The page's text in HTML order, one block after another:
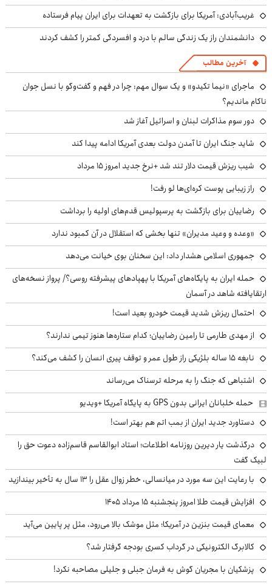
غریب‌آبادی: آمریکا برای بازگشت به تعهدات برای ایران پیام فرستاده
دانشمندان راز یک زندگی سالم با درد و افسردگی کمتر را کشف کردند
آخرین مطالب
ماجرای «نیما تکیدو» و یک سوال مهم: چرا در فهم و گفت‌وگو با نسل جوان
ناکام ماندیم؟
دور سوم مذاکرات لبنان و اسرائیل آغاز شد
شاید جنگ ایران تا آمدن دولت بعدی آمریکا ادامه پیدا کند
شیب ریزش قیمت دلار تند شد +نرخ جدید امروز ۱۵ مرداد
راز زیبایی پوست کره‌ای‌ها لو رفت!
رضاییان برای بازگشت به پرسپولیس قدم‌های اولیه را برداشت
«وعده و وعید مدیران» تنها بخشی که استقلال در آن کمبود ندارد
جمهوری اسلامی هشدار داد: این سخنان بوی خیانت می‌دهد
حمله ایران به پایگاه‌های آمریکا با پهپادهای پیشرفته روسی؟/ پرواز نسخه‌های
ارتقایافته شاهد در آسمان
احتمال ریزش شدید قیمت خودرو بعید است!
از مهدی طارمی تا رامین رضاییان؛ کدام ستاره‌ها هنوز تیمی ندارند؟
نابغه ۱۵ ساله بلژیکی راز طول عمر و توقف پیری انسان را کشف می‌کند؟
اشتباهی که جنگ را به مرحله ترسناک می‌رساند
حمله خلبانان ایرانی بدون GPS به پایگاه آمریکا +ویدیو
دستاورد جدید ایران از بمب اتم هم بهتر است!
درگذشت یار دیرین روزنامه اطلاعات؛ استاد ابوالقاسم قاسم‌زاده دعوت حق را
لبیک گفت
با رعایت این سه مورد در میانسالی، خطر زوال عقل را ۱۳ سال به تأخیر بیندازید
افزایش قیمت طلا امروز پنجشنبه ۱۵ مرداد ۱۴۰۵
معمای قیمت بنزین در آمریکا؛ مثل موشک بالا می‌رود، مثل پر پایین می‌آید
کالابرگ الکترونیکی در گرداب کسری بودجه گرفتار شد؟
پزشکیان با مجریان گوش به فرمان جبلی و جلیلی مصاحبه نکرد!